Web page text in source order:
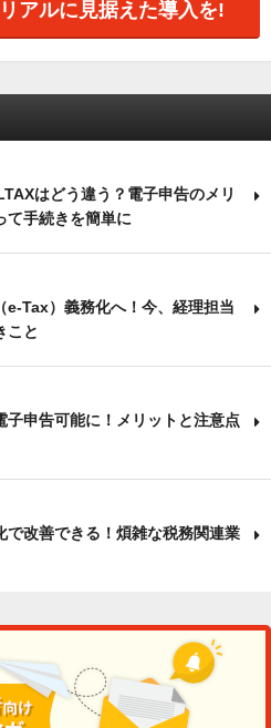
アルに見据えた導入を!
はどう違う？電子申告のメリ
て手続きを簡単に
e-Tax）義務化へ！今、経理担当
こと
子申告可能に！メリットと注意点
で改善できる！煩雑な税務関連業